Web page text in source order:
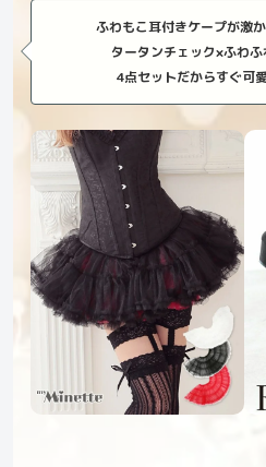
ふわもこ耳付きケープが激
タータンチェック×ふわ
4点セットだからすぐ可